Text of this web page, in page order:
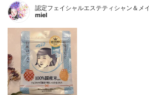
認定フェイシャルエステティシャン＆メ
miel